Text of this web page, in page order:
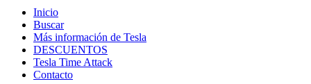
Inicio
Buscar
Más información de Tesla
DESCUENTOS
Tesla Time Attack
Contacto